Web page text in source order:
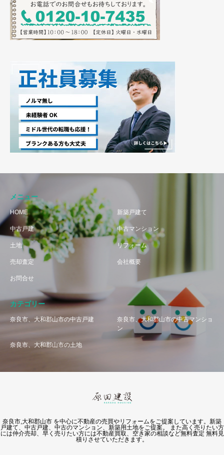
メニュー
HOME 新築戸建て
中古戸建 中古マンション
土地 リフォーム
売却査定 会社概要
お問合せ
カテゴリー
奈良市、大和郡山市の中古戸建
奈良市、大和郡山市の中古マンショ
ン
奈良市、大和郡山市の土地
奈良市,大和郡山市 を中心に不動産の売買やリフォームをご提案しています。新築
戸建て、中古戸建、中古のマンション、新築用土地をご提案。 また高く売りたい方
には仲介売却、早く売りたい方には不動産買取、空き家の相談など無料査定 無料見
積りさせていただきます。